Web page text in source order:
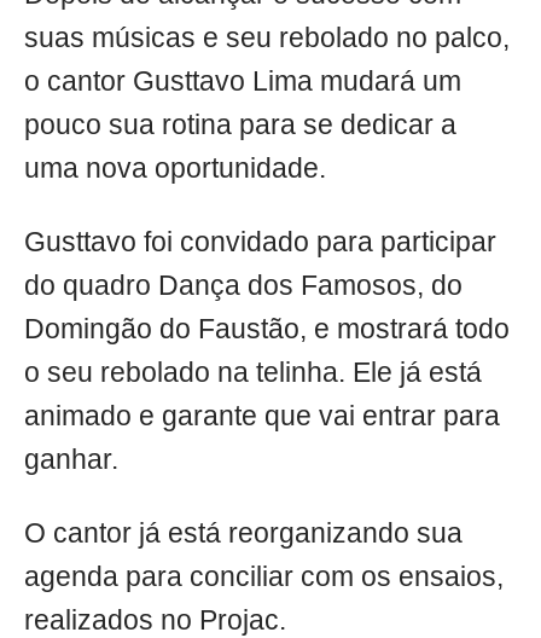
suas músicas e seu rebolado no palco,
o cantor Gusttavo Lima mudará um
pouco sua rotina para se dedicar a
uma nova oportunidade.
Gusttavo foi convidado para participar
do quadro Dança dos Famosos, do
Domingão do Faustão, e mostrará todo
o seu rebolado na telinha. Ele já está
animado e garante que vai entrar para
ganhar.
O cantor já está reorganizando sua
agenda para conciliar com os ensaios,
realizados no Projac.